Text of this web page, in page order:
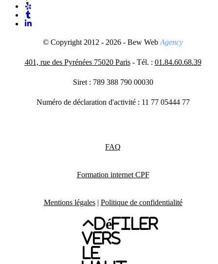
© Copyright 2012 - 2026 - Bew Web Agency
401, rue des Pyrénées 75020 Paris- Tél. : 01.84.60.68.39
Siret : 789 388 790 00030
Numéro de déclaration d'activité : 11 77 05444 77
FAQ
Formation internet CPF
Mentions légales| Politique de confidentialité
Défiler
vers
le